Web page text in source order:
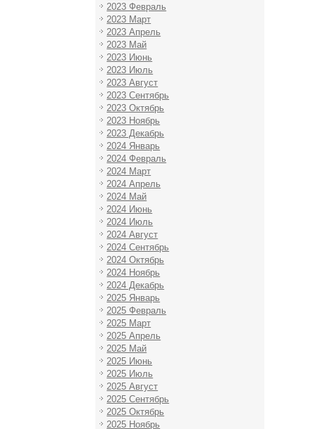
2023 Февраль
2023 Март
2023 Апрель
2023 Май
2023 Июнь
2023 Июль
2023 Август
2023 Сентябрь
2023 Октябрь
2023 Ноябрь
2023 Декабрь
2024 Январь
2024 Февраль
2024 Март
2024 Апрель
2024 Май
2024 Июнь
2024 Июль
2024 Август
2024 Сентябрь
2024 Октябрь
2024 Ноябрь
2024 Декабрь
2025 Январь
2025 Февраль
2025 Март
2025 Апрель
2025 Май
2025 Июнь
2025 Июль
2025 Август
2025 Сентябрь
2025 Октябрь
2025 Ноябрь